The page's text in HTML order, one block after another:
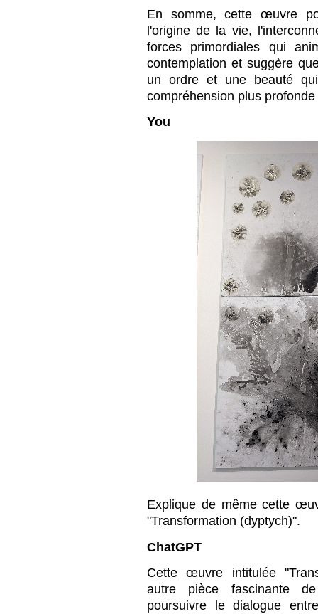
En somme, cette œuvre
l'origine de la vie,
forces primordiales qui
contemplation et suggère
un ordre et une beauté
compréhension plus
You
Explique de même cette
"Transformation (dyptych)".
ChatGPT
Cette œuvre intitulée
autre pièce fascinante
poursuivre le dialogue